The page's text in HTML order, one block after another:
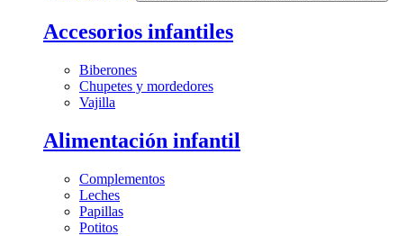
Accesorios infantiles
Biberones
Chupetes y mordedores
Vajilla
Alimentación infantil
Complementos
Leches
Papillas
Potitos